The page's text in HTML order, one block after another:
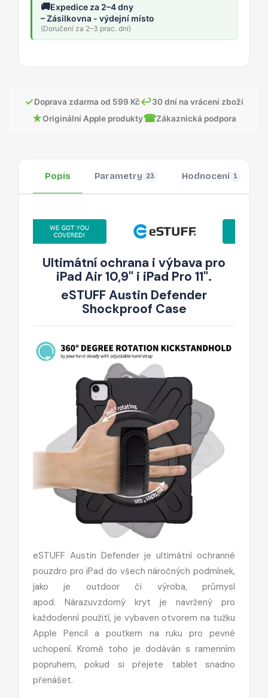
🚚Expedice za 2–4 dny
– Zásilkovna - výdejní místo
(Doručení za 2–3 prac. dní)
✓Doprava zdarma od 599 Kč↩30 dní na vrácení zboží
★Originální Apple produkty☎Zákaznická podpora
Popis Parametry 23 Hodnocení 1
Ultimátní ochrana i výbava pro
iPad Air 10,9" i iPad Pro 11".
eSTUFF Austin Defender
Shockproof Case
eSTUFF Austin Defender je ultimátní ochranné
pouzdro pro iPad do všech náročných podmínek,
jako je outdoor či výroba, průmysl
apod. Nárazuvzdorný kryt je navržený pro
každodenní použití, je vybaven otvorem na tužku
Apple Pencil a poutkem na ruku pro pevné
uchopení. Kromě toho je dodáván s ramenním
popruhem, pokud si přejete tablet snadno
přenášet.